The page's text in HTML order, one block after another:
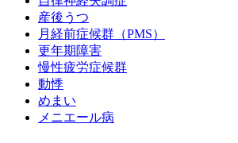
産後うつ
月経前症候群（PMS）
更年期障害
慢性疲労症候群
動悸
めまい
メニエール病